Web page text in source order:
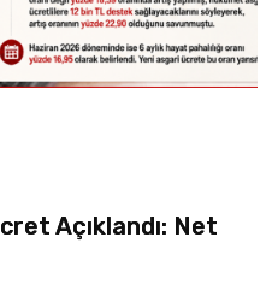
Net
Ahmet